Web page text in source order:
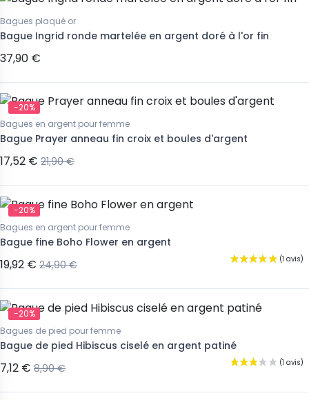
Bagues plaqué or
Bague Ingrid ronde martelée en argent doré à l'or fin
37,90 €
-20%
Bagues en argent pour femme
Bague Prayer anneau fin croix et boules d'argent
17,52 € 21,90 €
-20%
Bagues en argent pour femme
Bague fine Boho Flower en argent
19,92 € 24,90 €
-20%
Bagues de pied pour femme
Bague de pied Hibiscus ciselé en argent patiné
7,12 € 8,90 €